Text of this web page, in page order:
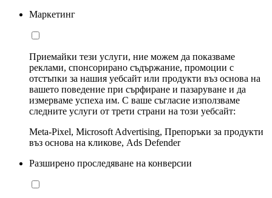
Маркетинг
Приемайки тези услуги, ние можем да показваме
реклами, спонсорирано съдържание, промоции с
отстъпки за нашия уебсайт или продукти въз основа на
вашето поведение при сърфиране и пазаруване и да
измерваме успеха им. С ваше съгласие използваме
следните услуги от трети страни на този уебсайт:
Meta-Pixel, Microsoft Advertising, Препоръки за продукти
въз основа на кликове, Ads Defender
Разширено проследяване на конверсии